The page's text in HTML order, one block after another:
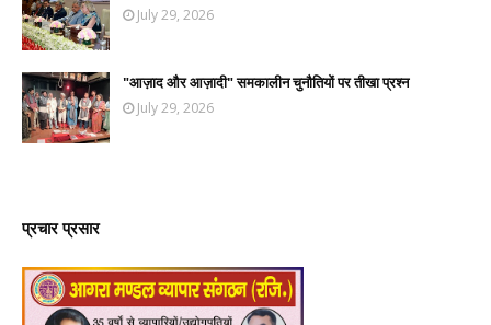
July 29, 2026
"आज़ाद और आज़ादी" समकालीन चुनौतियों पर तीखा प्रश्न
July 29, 2026
प्रचार प्रसार